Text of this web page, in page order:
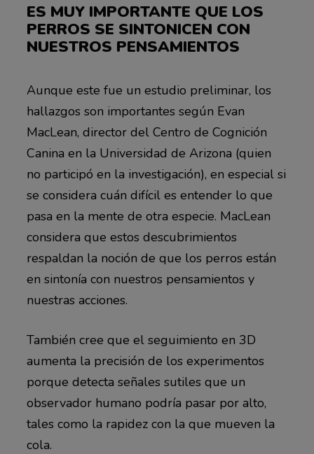
ES MUY IMPORTANTE QUE LOS
PERROS SE SINTONICEN CON
NUESTROS PENSAMIENTOS
Aunque este fue un estudio preliminar, los
hallazgos son importantes según Evan
MacLean, director del Centro de Cognición
Canina en la Universidad de Arizona (quien
no participó en la investigación), en especial si
se considera cuán difícil es entender lo que
pasa en la mente de otra especie. MacLean
considera que estos descubrimientos
respaldan la noción de que los perros están
en sintonía con nuestros pensamientos y
nuestras acciones.
También cree que el seguimiento en 3D
aumenta la precisión de los experimentos
porque detecta señales sutiles que un
observador humano podría pasar por alto,
tales como la rapidez con la que mueven la
cola.